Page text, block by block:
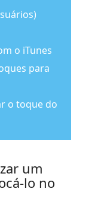
o iTunes
para
o toque do
um
lo no